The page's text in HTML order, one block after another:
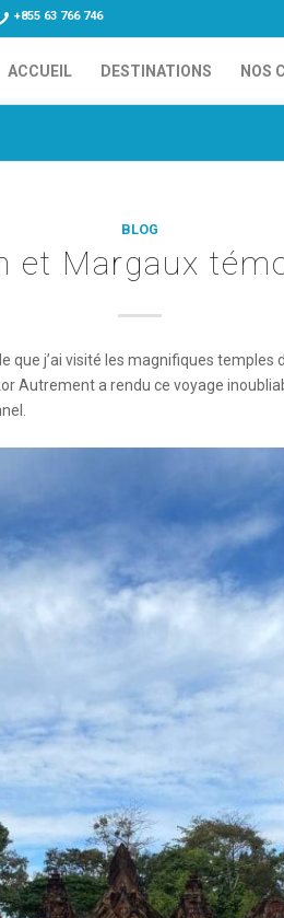
+855 63 766 746
ACCUEIL DESTINATIONS NOS
BLOG
et Margaux
que j’ai visité les magnifiques temples
Autrement a rendu ce voyage